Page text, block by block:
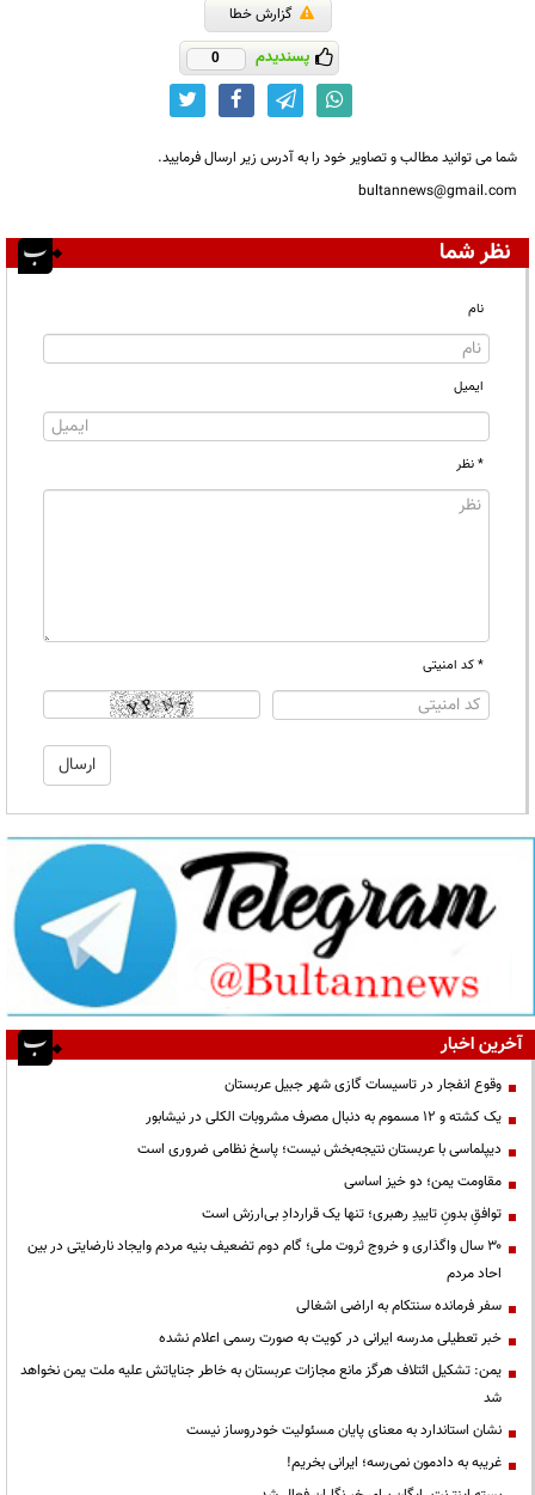
گزارش خطا
پسندیدم 0
شما می توانید مطالب و تصاویر خود را به آدرس زیر ارسال فرمایید.
bultannews@gmail.com
نظر شما
نام
ایمیل
* نظر
* کد امنیتی
آخرین اخبار
وقوع انفجار در تاسیسات گازی شهر جبیل عربستان
یک کشته و ۱۲ مسموم به دنبال مصرف مشروبات الکلی در نیشابور
دیپلماسی با عربستان نتیجه‌بخش نیست؛ پاسخ نظامی ضروری است
مقاومت یمن؛ دو خیز اساسی
توافقِ بدونِ تاییدِ رهبری؛ تنها یک قراردادِ بی‌ارزش است
۳۰ سال واگذاری و خروج ثروت ملی؛ گام دوم تضعیف بنیه مردم وایجاد نارضایتی در بین
احاد مردم
سفر فرمانده سنتکام به اراضی اشغالی
خبر تعطیلی مدرسه ایرانی در کویت به صورت رسمی اعلام نشده
یمن: تشکیل ائتلاف هرگز مانع مجازات عربستان به خاطر جنایاتش علیه ملت یمن نخواهد
شد
نشان استاندارد به معنای پایان مسئولیت خودروساز نیست
غریبه به دادمون نمی‌رسه؛ ایرانی بخریم!